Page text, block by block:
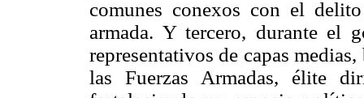
comunes conexos con el
armada. Y tercero, durante el
representativos de capas
las Fuerzas Armadas, élite